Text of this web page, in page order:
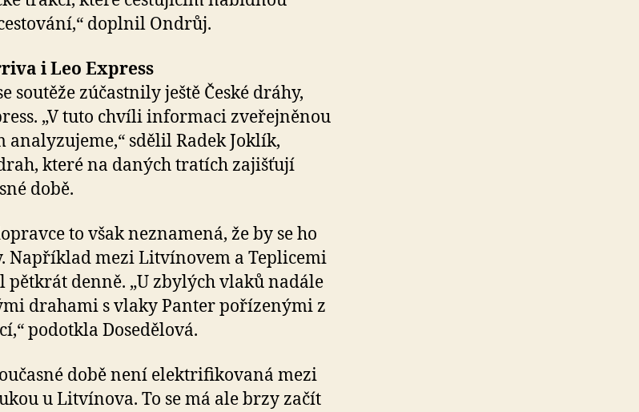
doplnil Ondrůj.
i Leo Express
soutěže zúčastnily ještě České dráhy,
„V tuto chvíli informaci zveřejněnou
analyzujeme,“ sdělil Radek Joklík,
které na daných tratích zajišťují
době.
to však neznamená, že by se ho
Například mezi Litvínovem a Teplicemi
pětkrát denně. „U zbylých vlaků nadále
drahami s vlaky Panter pořízenými z
podotkla Dosedělová.
době není elektrifikovaná mezi
u Litvínova. To se má ale brzy začít